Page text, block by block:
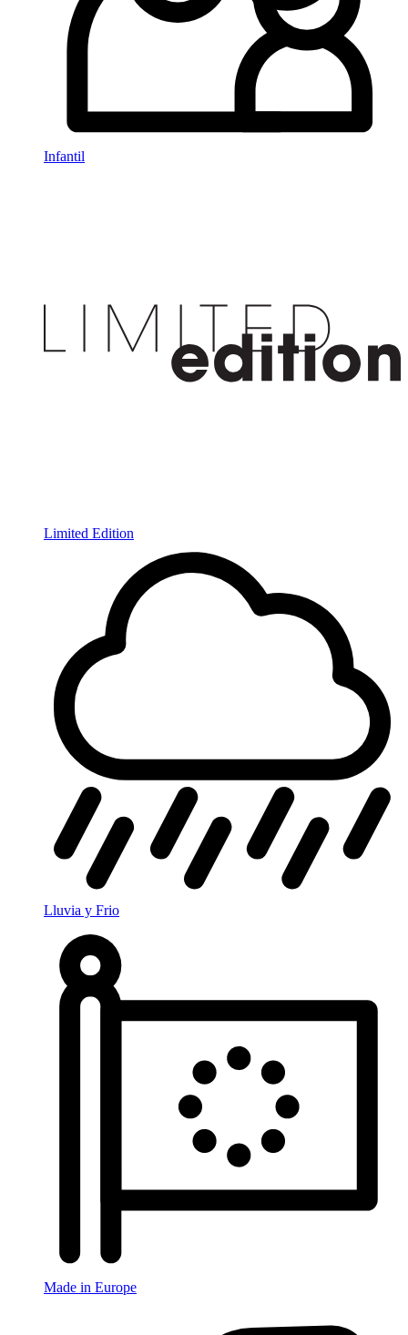
Infantil
Limited Edition
Lluvia y Frio
Made in Europe